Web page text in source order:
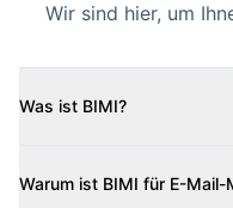
Wir sind hier, um
Was ist BIMI?
Warum ist BIMI für E-